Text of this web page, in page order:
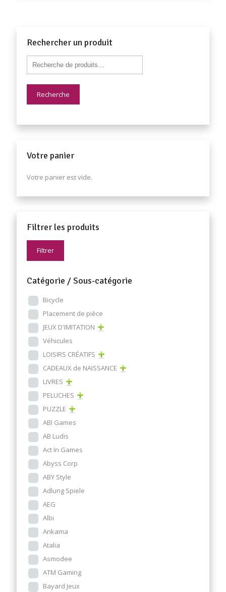
Rechercher un produit
Recherche
Votre panier
Votre panier est vide.
Filtrer les produits
Filtrer
Catégorie / Sous-catégorie
Bicycle
Placement de pièce
JEUX D'IMITATION
Véhicules
LOISIRS CRÉATIFS
CADEAUX de NAISSANCE
LIVRES
PELUCHES
PUZZLE
ABI Games
AB Ludis
Act In Games
Abyss Corp
ABY Style
Adlung Spiele
AEG
Albi
Ankama
Atalia
Asmodee
ATM Gaming
Bayard Jeux